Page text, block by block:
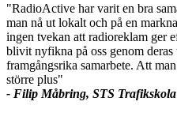
"RadioActive har varit en bra
man nå ut lokalt och på en
ingen tvekan att radioreklam ger
blivit nyfikna på oss genom
framgångsrika samarbete. Att
större plus"
- Filip Måbring, STS